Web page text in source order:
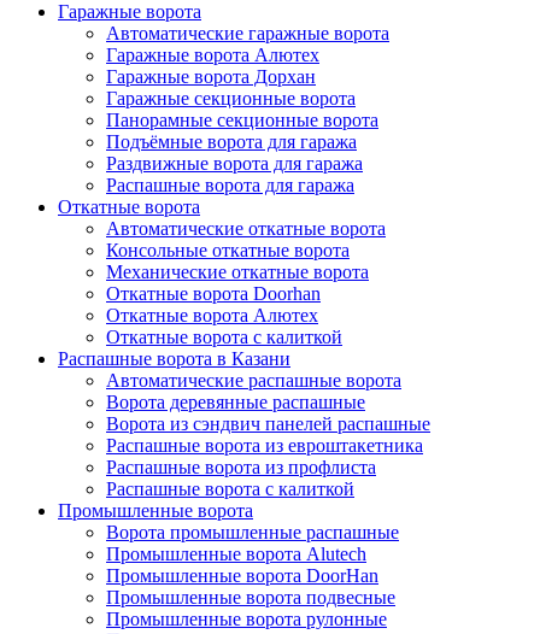
Гаражные ворота
Автоматические гаражные ворота
Гаражные ворота Алютех
Гаражные ворота Дорхан
Гаражные секционные ворота
Панорамные секционные ворота
Подъёмные ворота для гаража
Раздвижные ворота для гаража
Распашные ворота для гаража
Откатные ворота
Автоматические откатные ворота
Консольные откатные ворота
Механические откатные ворота
Откатные ворота Doorhan
Откатные ворота Алютех
Откатные ворота с калиткой
Распашные ворота в Казани
Автоматические распашные ворота
Ворота деревянные распашные
Ворота из сэндвич панелей распашные
Распашные ворота из евроштакетника
Распашные ворота из профлиста
Распашные ворота с калиткой
Промышленные ворота
Ворота промышленные распашные
Промышленные ворота Alutech
Промышленные ворота DoorHan
Промышленные ворота подвесные
Промышленные ворота рулонные